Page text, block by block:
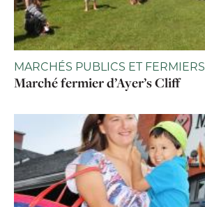
MARCHÉS PUBLICS ET FERMIERS
Marché fermier d’Ayer’s Cliff